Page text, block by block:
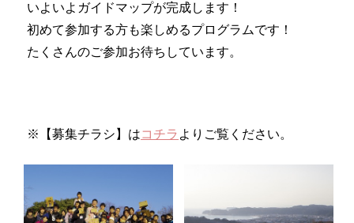
いよいよガイドマップが完成します！
初めて参加する方も楽しめるプログラムです！
たくさんのご参加お待ちしています。
※【募集チラシ】はコチラ よりご覧ください。